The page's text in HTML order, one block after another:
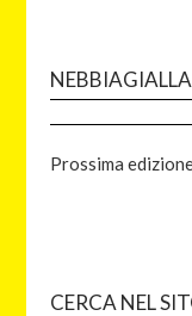
Prossima
CERCA NEL